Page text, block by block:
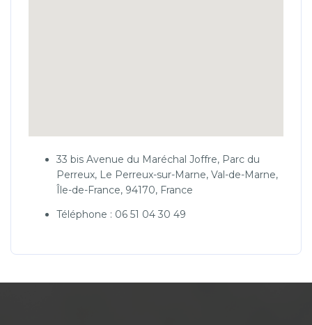
33 bis Avenue du Maréchal Joffre, Parc du
Perreux, Le Perreux-sur-Marne, Val-de-Marne,
Île-de-France, 94170, France
Téléphone : 06 51 04 30 49